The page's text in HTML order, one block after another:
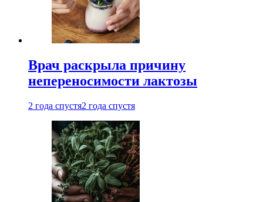
Врач раскрыла причину
непереносимости лактозы
2 года спустя2 года спустя